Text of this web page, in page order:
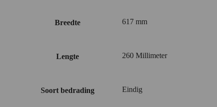
Breedte 617 mm
Lengte 260 Millimeter
Soort bedrading Eindig